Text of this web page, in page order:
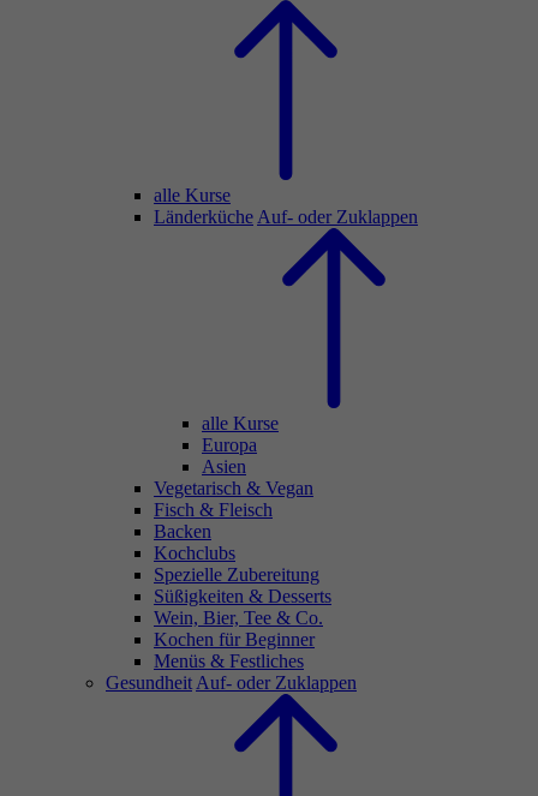
alle Kurse
Länderküche Auf- oder Zuklappen
alle Kurse
Europa
Asien
Vegetarisch & Vegan
Fisch & Fleisch
Backen
Kochclubs
Spezielle Zubereitung
Süßigkeiten & Desserts
Wein, Bier, Tee & Co.
Kochen für Beginner
Menüs & Festliches
Gesundheit Auf- oder Zuklappen